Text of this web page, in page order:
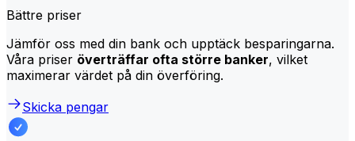
Bättre priser
Jämför oss med din bank och upptäck besparingarna.
Våra priser överträffar ofta större banker, vilket
maximerar värdet på din överföring.
Skicka pengar